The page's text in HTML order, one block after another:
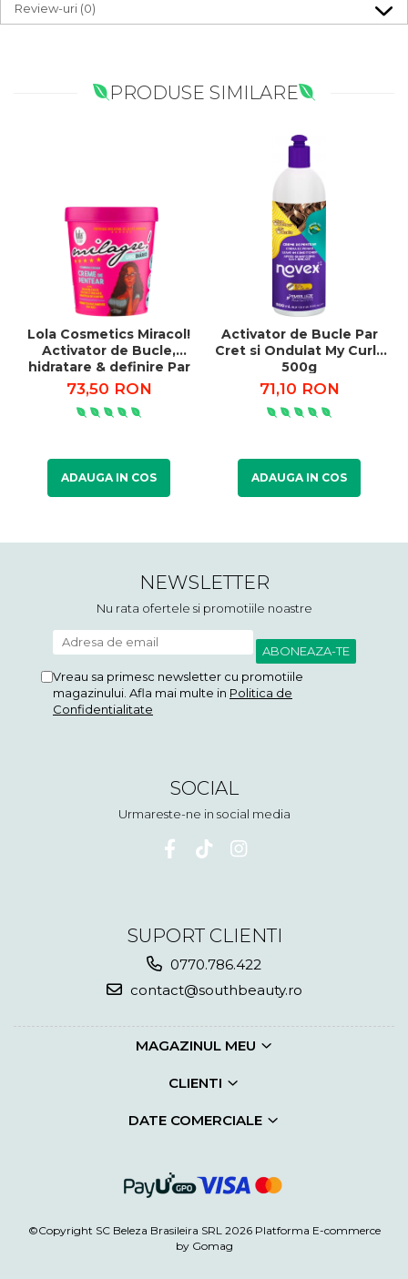
Review-uri (0)
PRODUSE SIMILARE
Lola Cosmetics Miracol!
Activator de Bucle,
hidratare & definire Par
Cret si Ondulat 450g
73,50 RON
ADAUGA IN COS
Activator de Bucle Par
Cret si Ondulat My Curls
500g
71,10 RON
ADAUGA IN COS
NEWSLETTER
Nu rata ofertele si promotiile noastre
Vreau sa primesc newsletter cu promotiile
magazinului. Afla mai multe in Politica de
Confidentialitate
SOCIAL
Urmareste-ne in social media
SUPORT CLIENTI
0770.786.422
contact@southbeauty.ro
MAGAZINUL MEU
CLIENTI
DATE COMERCIALE
©Copyright SC Beleza Brasileira SRL 2026 Platforma E-commerce
by Gomag